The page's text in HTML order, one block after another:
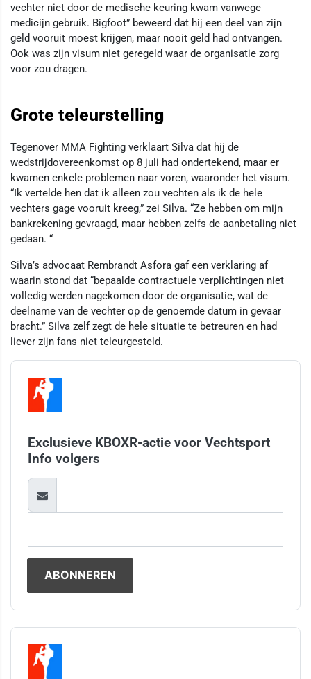
vechter niet door de medische keuring kwam vanwege
medicijn gebruik. Bigfoot” beweerd dat hij een deel van zijn
geld vooruit moest krijgen, maar nooit geld had ontvangen.
Ook was zijn visum niet geregeld waar de organisatie zorg
voor zou dragen.
Grote teleurstelling
Tegenover MMA Fighting verklaart Silva dat hij de
wedstrijdovereenkomst op 8 juli had ondertekend, maar er
kwamen enkele problemen naar voren, waaronder het visum.
“Ik vertelde hen dat ik alleen zou vechten als ik de hele
vechters gage vooruit kreeg,” zei Silva. “Ze hebben om mijn
bankrekening gevraagd, maar hebben zelfs de aanbetaling niet
gedaan. “
Silva’s advocaat Rembrandt Asfora gaf een verklaring af
waarin stond dat “bepaalde contractuele verplichtingen niet
volledig werden nagekomen door de organisatie, wat de
deelname van de vechter op de genoemde datum in gevaar
bracht.” Silva zelf zegt de hele situatie te betreuren en had
liever zijn fans niet teleurgesteld.
Exclusieve KBOXR-actie voor Vechtsport
Info volgers